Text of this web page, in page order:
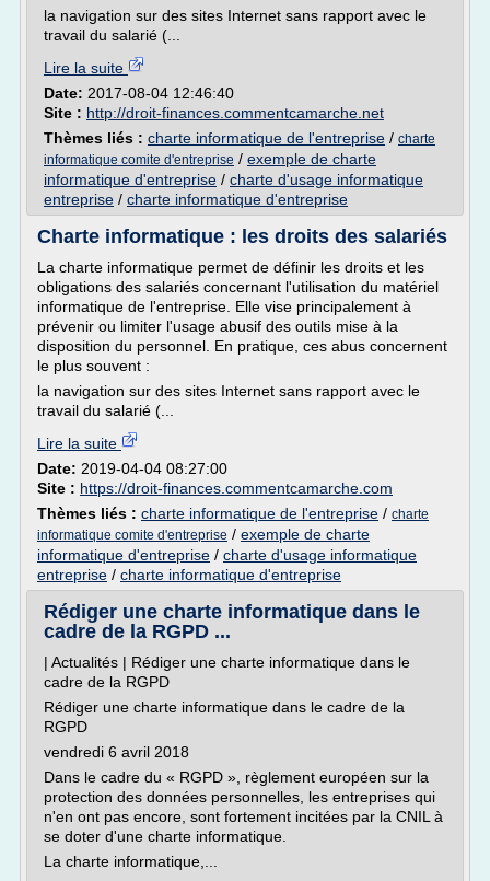
la navigation sur des sites Internet sans rapport avec le
travail du salarié (...
Lire la suite
Date: 2017-08-04 12:46:40
Site : http://droit-finances.commentcamarche.net
Thèmes liés : charte informatique de l'entreprise / charte
informatique comite d'entreprise / exemple de charte
informatique d'entreprise / charte d'usage informatique
entreprise / charte informatique d'entreprise
Charte informatique : les droits des salariés
La charte informatique permet de définir les droits et les
obligations des salariés concernant l'utilisation du matériel
informatique de l'entreprise. Elle vise principalement à
prévenir ou limiter l'usage abusif des outils mise à la
disposition du personnel. En pratique, ces abus concernent
le plus souvent :
la navigation sur des sites Internet sans rapport avec le
travail du salarié (...
Lire la suite
Date: 2019-04-04 08:27:00
Site : https://droit-finances.commentcamarche.com
Thèmes liés : charte informatique de l'entreprise / charte
informatique comite d'entreprise / exemple de charte
informatique d'entreprise / charte d'usage informatique
entreprise / charte informatique d'entreprise
Rédiger une charte informatique dans le
cadre de la RGPD ...
| Actualités | Rédiger une charte informatique dans le
cadre de la RGPD
Rédiger une charte informatique dans le cadre de la
RGPD
vendredi 6 avril 2018
Dans le cadre du « RGPD », règlement européen sur la
protection des données personnelles, les entreprises qui
n'en ont pas encore, sont fortement incitées par la CNIL à
se doter d'une charte informatique.
La charte informatique,...